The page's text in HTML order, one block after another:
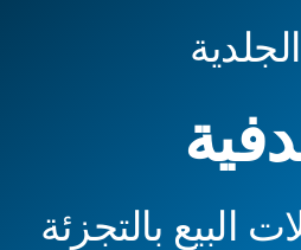
البيع بالتجزئة